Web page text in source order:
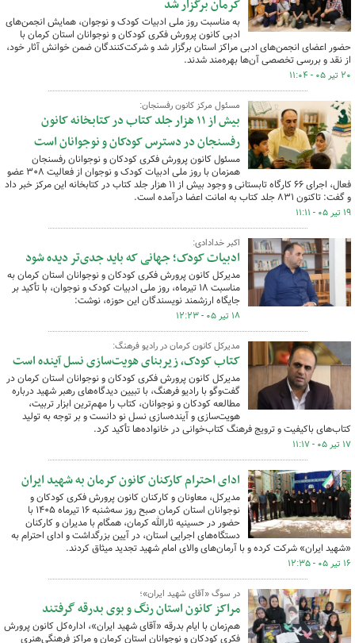
کرمان برگزار شد
به مناسبت روز ملی ادبیات کودک و نوجوان، همایش انجمن‌های
ادبی کانون پرورش فکری کودکان و نوجوانان استان کرمان با
حضور اعضای انجمن‌های ادبی مراکز استان برگزار شد و شرکت‌کنندگان ضمن خوانش آثار خود،
از نقد و بررسی تخصصی آن‌ها بهره‌مند شدند.
۲۰ تیر ۰۵ - ۱۱:۰۴
مسئول مرکز کانون رفسنجان:
بیش از ۱۱ هزار جلد کتاب در کتابخانه کانون
رفسنجان در دسترس کودکان و نوجوانان است
مسئول کانون پرورش فکری کودکان و نوجوانان رفسنجان
همزمان با روز ملی ادبیات کودک و نوجوان از فعالیت ۳۰۸ عضو
فعال، اجرای ۶۶ کارگاه تابستانی و وجود بیش از ۱۱ هزار جلد کتاب در کتابخانه این مرکز خبر داد
و گفت: تاکنون ۸۳۱ جلد کتاب به امانت اعضا درآمده است.
۱۹ تیر ۰۵ - ۱۱:۱۱
اکبر خدادادی:
ادبیات کودک؛ جهانی که باید جدی‌تر دیده شود
مدیرکل کانون پرورش فکری کودکان و نوجوانان استان کرمان به
مناسبت ۱۸ تیرماه، روز ملی ادبیات کودک و نوجوان، با تأکید بر
جایگاه ارزشمند نویسندگان این حوزه، نوشت:
۱۸ تیر ۰۵ - ۱۲:۲۳
مدیرکل کانون کرمان در رادیو فرهنگ:
کتاب کودک، زیربنای هویت‌سازی نسل آینده است
مدیرکل کانون پرورش فکری کودکان و نوجوانان استان کرمان در
گفت‌وگو با رادیو فرهنگ، با تبیین دیدگاه‌های رهبر شهید درباره
مطالعه کودکان و نوجوانان، کتاب را مهم‌ترین ابزار تربیت،
هویت‌سازی و آینده‌سازی نسل نو دانست و بر توجه به تولید
کتاب‌های باکیفیت و ترویج فرهنگ کتاب‌خوانی در خانواده‌ها تأکید کرد.
۱۷ تیر ۰۵ - ۱۱:۱۷
ادای احترام کارکنان کانون کرمان به شهید ایران
مدیرکل، معاونان و کارکنان کانون پرورش فکری کودکان و
نوجوانان استان کرمان صبح روز سه‌شنبه ۱۶ تیرماه ۱۴۰۵ با
حضور در حسینیه ثارالله کرمان، همگام با مدیران و کارکنان
دستگاه‌های اجرایی استان، در آیین بزرگداشت و ادای احترام به
«شهید ایران» شرکت کرده و با آرمان‌های والای امام شهید تجدید میثاق کردند.
۱۶ تیر ۰۵ - ۱۲:۳۵
در سوگ «آقای شهید ایران»؛
مراکز کانون استان رنگ و بوی بدرقه گرفتند
هم‌زمان با ایام بدرقه «آقای شهید ایران»، اداره‌کل کانون پرورش
فکری کودکان و نوجوانان استان کرمان و مراکز فرهنگی‌هنری